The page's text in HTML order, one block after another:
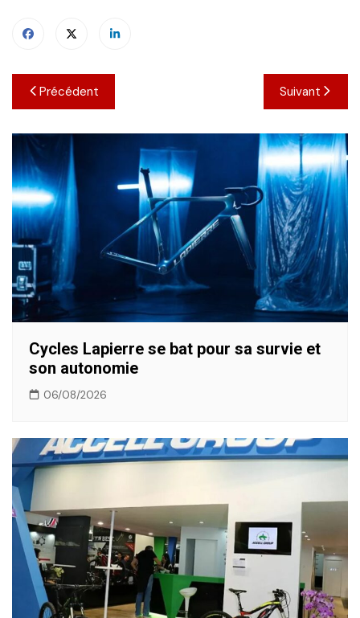
Navigation
de
l’article
Précédent Suivant
Cycles Lapierre se bat pour sa survie et
son autonomie
06/08/2026